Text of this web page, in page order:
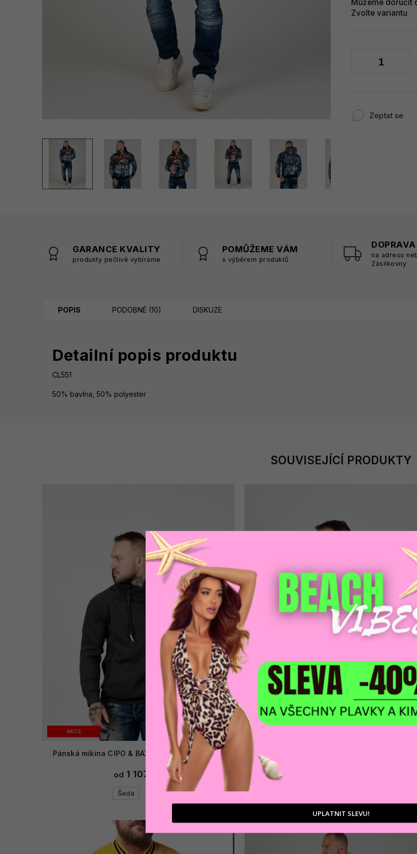
Můžeme doručit
Zvolte variantu
Zeptat se
GARANCE KVALITY
produkty pečlivě vybíráme
POMŮŽEME VÁM
s výběrem produktů
na adresu
Zásilkovny
SOUVISEJÍCÍ PRODUKTY
AKCE
Pánská mikina CIPO & BAXX CL529 ANTRACITE
od 1 107 Kč
Šedá
Pánská mikina CIPO & BAXX CL280
POPIS PODOBNÉ (10) DISKUZE
Detailní popis produktu
CL551
50% bavlna, 50% polyester
UPLATNIT SLEVU!